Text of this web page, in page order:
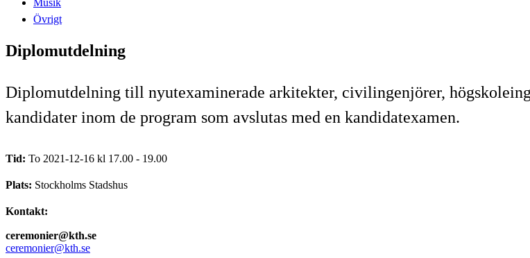
Övrigt
Diplomutdelning
Diplomutdelning till nyutexaminerade arkitekter, civilingenjörer,
kandidater inom de program som avslutas med en kandidatexamen.
Tid: To 2021-12-16 kl 17.00 - 19.00
Plats: Stockholms Stadshus
Kontakt:
ceremonier@kth.se
ceremonier@kth.se